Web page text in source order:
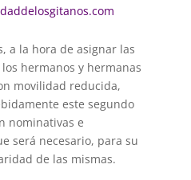
a la hora de asignar las
hermanos y hermanas
movilidad reducida,
este segundo
nominativas e
será necesario, para su
de las mismas.